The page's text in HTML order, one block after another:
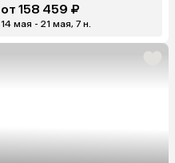
от 158 459 ₽
14 мая - 21 мая, 7 н.